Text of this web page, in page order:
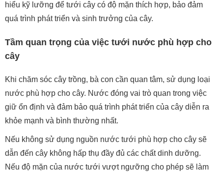
hiểu kỹ lưỡng để tưới cây có độ mặn thích hợp, bảo đảm
quá trình phát triển và sinh trưởng của cây.
Tầm quan trọng của việc tưới nước phù hợp cho
cây
Khi chăm sóc cây trồng, bà con cần quan tâm, sử dụng loại
nước phù hợp cho cây. Nước đóng vai trò quan trong việc
giữ ổn định và đảm bảo quá trình phát triển của cây diễn ra
khỏe mạnh và bình thường nhất.
Nếu không sử dụng nguồn nước tưới phù hợp cho cây sẽ
dẫn đến cây không hấp thụ đầy đủ các chất dinh dưỡng.
Nếu độ mặn của nước tưới vượt ngưỡng cho phép sẽ làm